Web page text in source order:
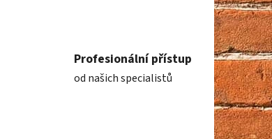
Profesionální přístup
od našich specialistů